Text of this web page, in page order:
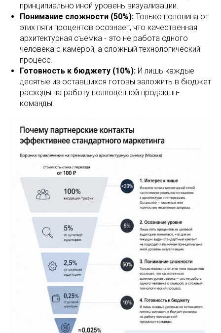
принципиально иной уровень визуализации.
Понимание сложности (50%): Только половина от
этих пяти процентов осознает, что качественная
архитектурная съемка - это не работа одного
человека с камерой, а сложный технологический
процесс.
Готовность к бюджету (10%): И лишь каждые
десятые из оставшихся готовы заложить в бюджет
расходы на работу полноценной продакшн-
команды.